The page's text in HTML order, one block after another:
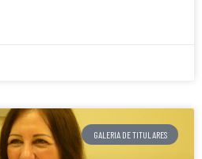
GALERIA DE TITULARES